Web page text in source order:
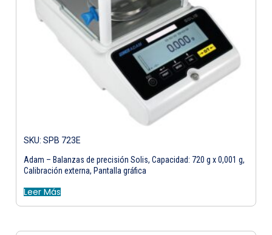
SKU: SPB 723E
Adam – Balanzas de precisión Solis, Capacidad: 720 g x 0,001 g,
Calibración externa, Pantalla gráfica
Leer Más